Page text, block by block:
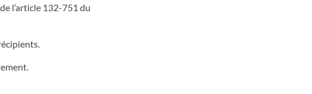
l’article 132-751 du